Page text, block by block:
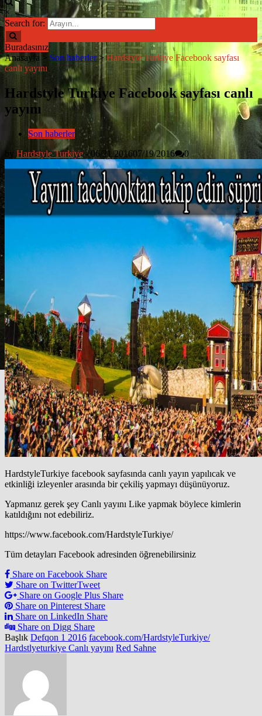
×
Search for:
Buradasınız
Anasayfa > Son haberler >Hardstyle Turkiye Facebook sayfası
canlı yayını
Hardstyle Turkiye Facebook sayfası canlı
yayını
Son haberler
Hardstyle Turkiye-06/21/201607/19/2016 0
HardstyleTurkiye facebook sayfasında canlı yayın yapılıcak ve
etkinliği izleyenler arasında bir çekiliş yapmayı düşünüyoruz.
Yapmanız gerek şey Canlı yayını Like yapmak böylece kimlerin
katıldığını not edebiliriz.
https://www.facebook.com/HardstyleTurkiye/
Tüm detayları Facebook adresinden öğrenebilirsiniz
Share on Facebook Share
Share on TwitterTweet
Share on Google Plus Share
Share on Pinterest Share
Share on LinkedIn Share
Share on Digg Share
Başlık Defqon 1 2016 facebook.com/HardstyleTurkiye/
Hardstlyeturkiye Canlı yayını Red Sahne